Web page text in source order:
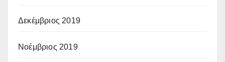
Δεκέμβριος 2019
Νοέμβριος 2019